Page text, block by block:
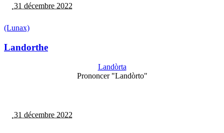
31 décembre 2022
(Lunax)
Landorthe
Landòrta
Prononcer "Landòrto"
31 décembre 2022